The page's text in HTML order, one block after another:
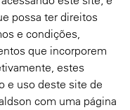
possa ter direitos
e condições,
que incorporem
estes
e uso deste site de
com uma página